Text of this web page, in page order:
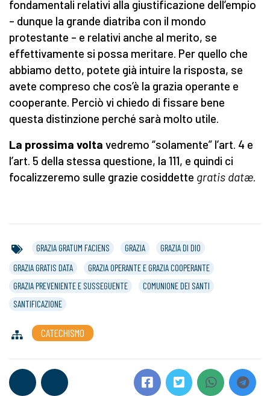
fondamentali relativi alla giustificazione dell’empio
– dunque la grande diatriba con il mondo
protestante – e relativi anche al merito, se
effettivamente si possa meritare. Per quello che
abbiamo detto, potete già intuire la risposta, se
avete compreso che cos’è la grazia operante e
cooperante. Perciò vi chiedo di fissare bene
questa distinzione perché sarà molto utile.
La prossima volta vedremo “solamente” l’art. 4 e
l’art. 5 della stessa questione, la 111, e quindi ci
focalizzeremo sulle grazie cosiddette gratis datæ.
GRAZIA GRATUM FACIENS GRAZIA
GRAZIA DI DIO
GRAZIA GRATIS DATA
GRAZIA OPERANTE E GRAZIA COOPERANTE
GRAZIA PREVENIENTE E SUSSEGUENTE
COMUNIONE DEI SANTI
SANTIFICAZIONE
CATECHISMO